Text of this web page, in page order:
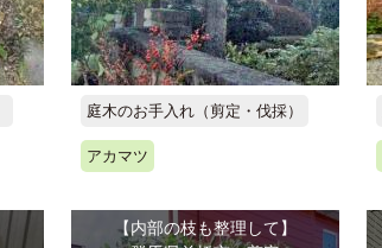
庭木のお手入れ（剪定・伐採）
アカマツ
【内部の枝も整理して】